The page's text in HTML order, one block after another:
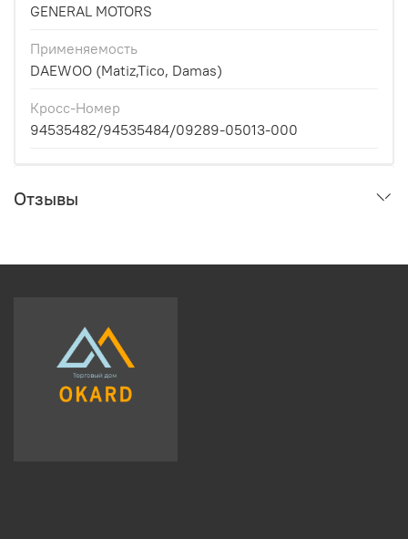
GENERAL MOTORS
Применяемость
DAEWOO (Matiz,Tico, Damas)
Кросс-Номер
94535482/94535484/09289-05013-000
Отзывы